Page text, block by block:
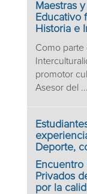
Maestras
Educativo
Historia e
Como parte
promotor
Asesor del ...
Deporte,
Privados
por la